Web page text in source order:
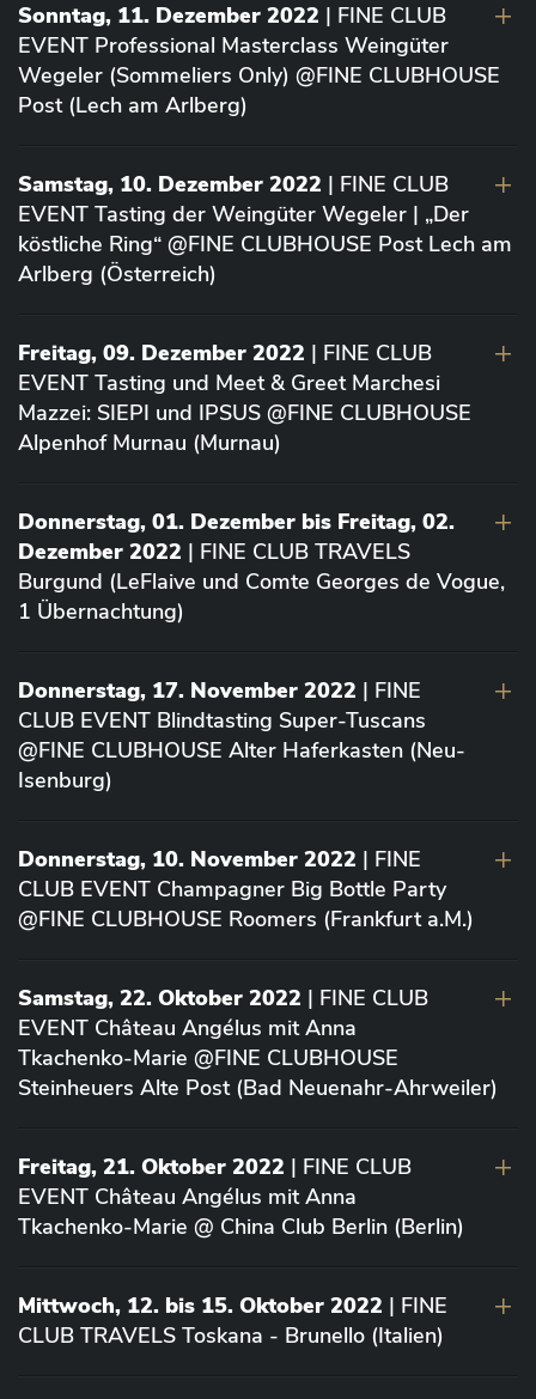
Sonntag, 11. Dezember 2022 | FINE CLUB
EVENT Professional Masterclass Weingüter
Wegeler (Sommeliers Only) @FINE CLUBHOUSE
Post (Lech am Arlberg)
Samstag, 10. Dezember 2022 | FINE CLUB
EVENT Tasting der Weingüter Wegeler | „Der
köstliche Ring“ @FINE CLUBHOUSE Post Lech am
Arlberg (Österreich)
Freitag, 09. Dezember 2022 | FINE CLUB
EVENT Tasting und Meet & Greet Marchesi
Mazzei: SIEPI und IPSUS @FINE CLUBHOUSE
Alpenhof Murnau (Murnau)
Donnerstag, 01. Dezember bis Freitag, 02.
Dezember 2022 | FINE CLUB TRAVELS
Burgund (LeFlaive und Comte Georges de Vogue,
1 Übernachtung)
Donnerstag, 17. November 2022 | FINE
CLUB EVENT Blindtasting Super-Tuscans
@FINE CLUBHOUSE Alter Haferkasten (Neu-
Isenburg)
Donnerstag, 10. November 2022 | FINE
CLUB EVENT Champagner Big Bottle Party
@FINE CLUBHOUSE Roomers (Frankfurt a.M.)
Samstag, 22. Oktober 2022 | FINE CLUB
EVENT Château Angélus mit Anna
Tkachenko-Marie @FINE CLUBHOUSE
Steinheuers Alte Post (Bad Neuenahr-Ahrweiler)
Freitag, 21. Oktober 2022 | FINE CLUB
EVENT Château Angélus mit Anna
Tkachenko-Marie @ China Club Berlin (Berlin)
Mittwoch, 12. bis 15. Oktober 2022 | FINE
CLUB TRAVELS Toskana - Brunello (Italien)